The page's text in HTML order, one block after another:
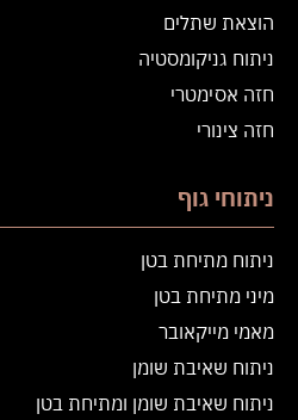
הוצאת שתלים
ניתוח גניקומסטיה
חזה אסימטרי
חזה צינורי
ניתוחי גוף
ניתוח מתיחת בטן
מיני מתיחת בטן
מאמי מייקאובר
ניתוח שאיבת שומן
ניתוח שאיבת שומן ומתיחת בטן